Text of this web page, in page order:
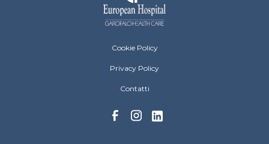
European Hospital Menu Footer
Cookie Policy
Privacy Policy
Contatti